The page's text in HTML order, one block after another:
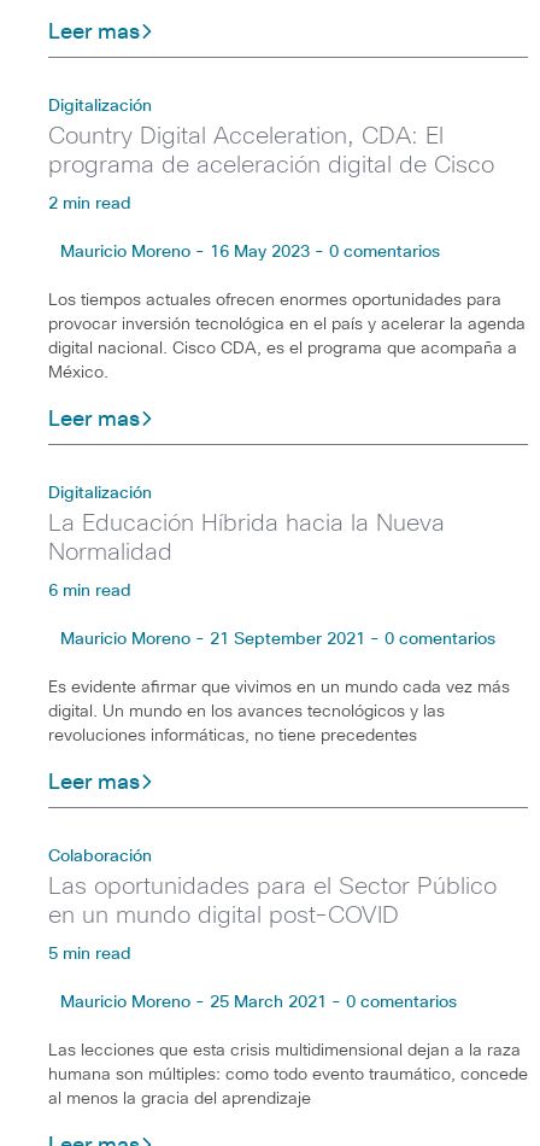
Leer mas
Digitalización
Country Digital Acceleration, CDA: El
programa de aceleración digital de Cisco
2 min read
Mauricio Moreno - 16 May 2023 - 0 comentarios
Los tiempos actuales ofrecen enormes oportunidades para
provocar inversión tecnológica en el país y acelerar la agenda
digital nacional. Cisco CDA, es el programa que acompaña a
México.
Leer mas
Digitalización
La Educación Híbrida hacia la Nueva
Normalidad
6 min read
Mauricio Moreno - 21 September 2021 - 0 comentarios
Es evidente afirmar que vivimos en un mundo cada vez más
digital. Un mundo en los avances tecnológicos y las
revoluciones informáticas, no tiene precedentes
Leer mas
Colaboración
Las oportunidades para el Sector Público
en un mundo digital post-COVID
5 min read
Mauricio Moreno - 25 March 2021 - 0 comentarios
Las lecciones que esta crisis multidimensional dejan a la raza
humana son múltiples: como todo evento traumático, concede
al menos la gracia del aprendizaje